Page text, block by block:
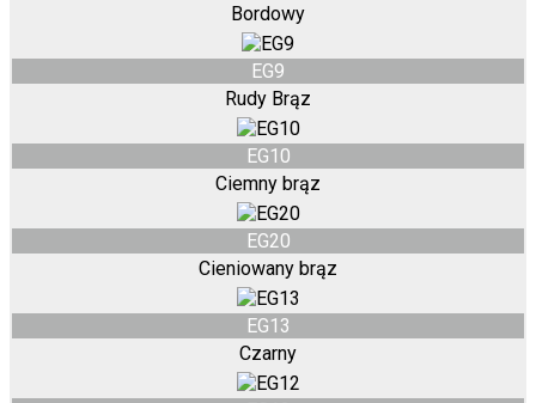
Bordowy
EG9
Rudy Brąz
EG10
Ciemny brąz
EG20
Cieniowany brąz
EG13
Czarny